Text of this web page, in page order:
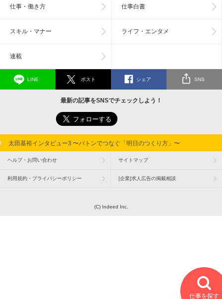
仕事・働き方 仕事白書
スキル・マナー ライフ・エンタメ
連載
LINE ポスト シェア SNS
最新の記事をSNSでチェックしよう！
太田基裕インタビュー3 〜バトンでつなぐ「明日のつくり方」〜
ヘルプ・お問い合わせ サイトマップ
利用規約・プライバシーポリシー [企業]求人広告の掲載相談
(C) Indeed Inc.
仕事を探す